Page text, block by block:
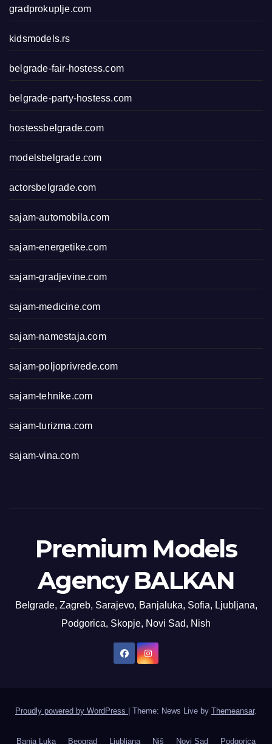
gradprokuplje.com
kidsmodels.rs
belgrade-fair-hostess.com
belgrade-party-hostess.com
hostessbelgrade.com
modelsbelgrade.com
actorsbelgrade.com
sajam-automobila.com
sajam-energetike.com
sajam-gradjevine.com
sajam-medicine.com
sajam-namestaja.com
sajam-poljoprivrede.com
sajam-tehnike.com
sajam-turizma.com
sajam-vina.com
Premium Models
Agency BALKAN
Belgrade, Zagreb, Sarajevo, Banjaluka, Sofia, Ljubljana,
Podgorica, Skopje, Novi Sad, Nish
Proudly powered by WordPress Theme: News Live by Themeansar.
Banja Luka Beograd Ljubljana Niš Novi Sad Podgorica